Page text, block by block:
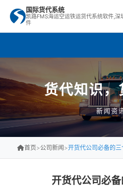
国际货代系统
凯路FMS海运空运铁运货代系统软件,
件
货代知识，
新闻资
首页>公司新闻 >开货代公司必备的三
开货代公司必